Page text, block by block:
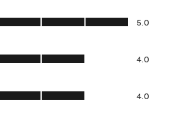
out of 5
5.0
of 5
4.0
out of 5
4.0